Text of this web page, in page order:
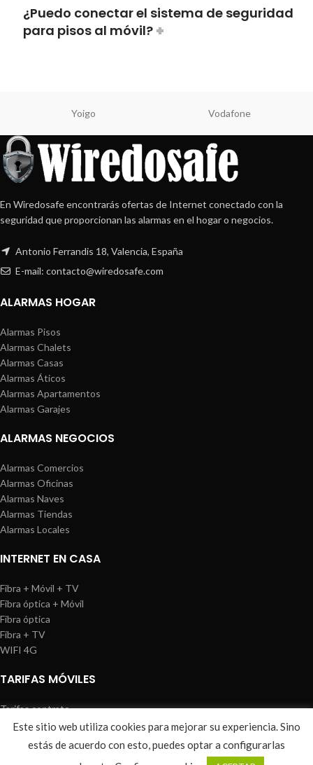
¿Puedo conectar el sistema de seguridad
para pisos al móvil?
Yoigo Vodafone
En Wiredosafe encontrarás ofertas de Internet conectado con la
seguridad que proporcionan las alarmas en el hogar o negocios.
Antonio Ferrandis 18, Valencia, España
E-mail: contacto@wiredosafe.com
ALARMAS HOGAR
Alarmas Pisos
Alarmas Chalets
Alarmas Casas
Alarmas Áticos
Alarmas Apartamentos
Alarmas Garajes
ALARMAS NEGOCIOS
Alarmas Comercios
Alarmas Oficinas
Alarmas Naves
Alarmas Tiendas
Alarmas Locales
INTERNET EN CASA
Fibra + Móvil + TV
Fibra óptica + Móvil
Fibra óptica
Fibra + TV
WIFI 4G
TARIFAS MÓVILES
Tarifas contrato
Tarifas prepago
WIREDOSAFE Aviso Legal Política de Cookies |Sitemap
Este sitio web utiliza cookies para mejorar su experiencia. Sino
estás de acuerdo con esto, puedes optar a configurarlas